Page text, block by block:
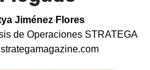
Jiménez Flores
de Operaciones STRATEGA